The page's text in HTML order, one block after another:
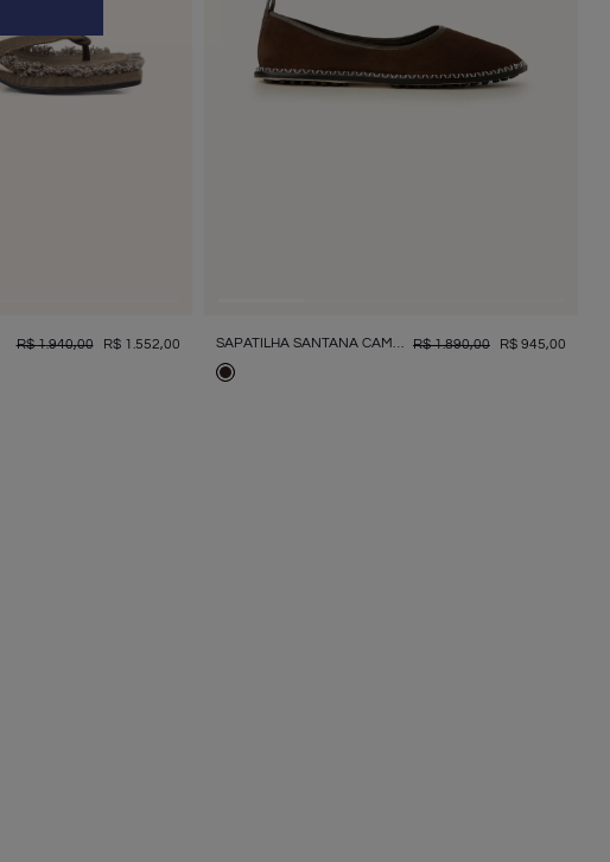
R$ 1.940,00 R$ 1 552,00 SAPATILHA SANTANA CAMURÇA R$ 1.890,00 R$ 945,00